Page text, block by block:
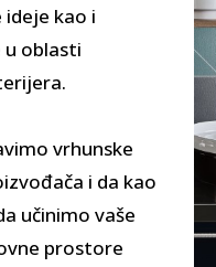
kao i
oblasti
vrhunske
i da kao
učinimo vaše
prostore